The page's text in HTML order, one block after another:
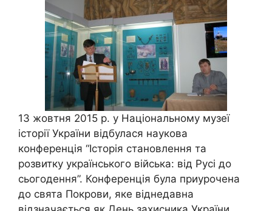
13 жовтня 2015 р. у Національному музеї
історії України відбулася наукова
конференція “Історія становлення та
розвитку українського війська: від Русі до
сьогодення”. Конференція була приурочена
до свята Покрови, яке віднедавна